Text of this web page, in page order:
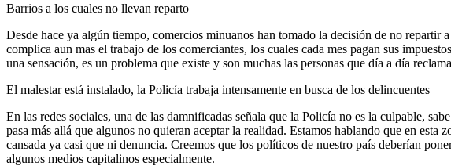
Barrios a los cuales no llevan reparto
Desde hace ya algún tiempo, comercios minuanos han tomado la decisión de no
complica aun mas el trabajo de los comerciantes, los cuales cada mes pagan sus
una sensación, es un problema que existe y son muchas las personas que día a día
El malestar está instalado, la Policía trabaja intensamente en busca de los delincuentes
En las redes sociales, una de las damnificadas señala que la Policía no es la culpable,
pasa más allá que algunos no quieran aceptar la realidad. Estamos hablando que en
cansada ya casi que ni denuncia. Creemos que los políticos de nuestro país deberían
algunos medios capitalinos especialmente.